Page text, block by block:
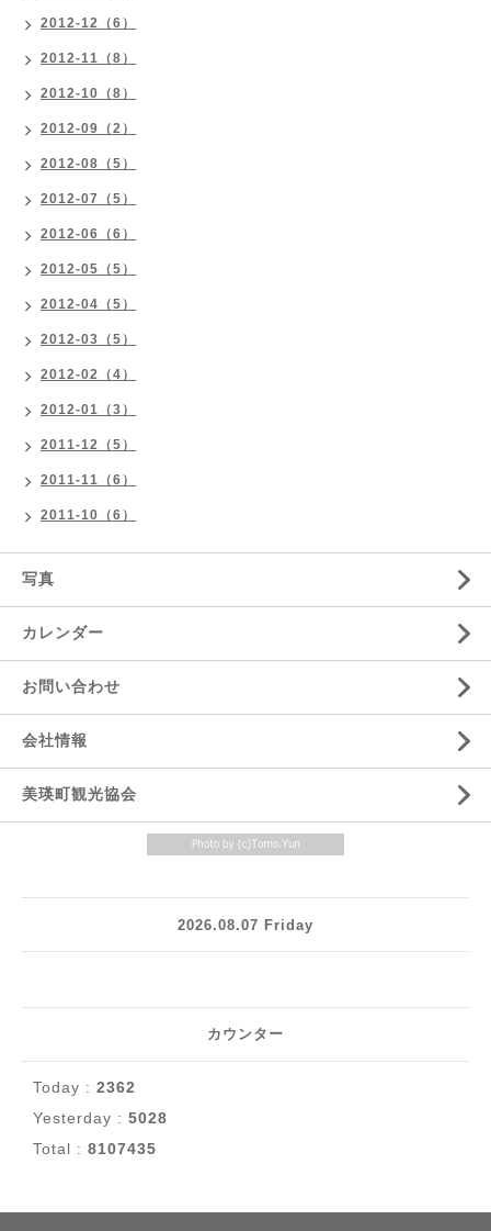
2012-12（6）
2012-11（8）
2012-10（8）
2012-09（2）
2012-08（5）
2012-07（5）
2012-06（6）
2012-05（5）
2012-04（5）
2012-03（5）
2012-02（4）
2012-01（3）
2011-12（5）
2011-11（6）
2011-10（6）
写真
カレンダー
お問い合わせ
会社情報
美瑛町観光協会
2026.08.07 Friday
カウンター
Today : 2362
Yesterday : 5028
Total : 8107435